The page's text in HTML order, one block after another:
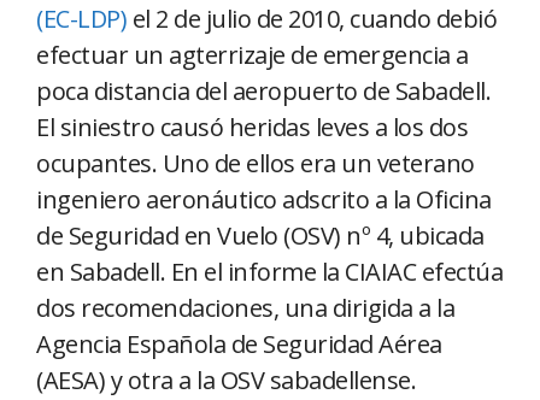
(EC-LDP) el 2 de julio de 2010, cuando debió
efectuar un agterrizaje de emergencia a
poca distancia del aeropuerto de Sabadell.
El siniestro causó heridas leves a los dos
ocupantes. Uno de ellos era un veterano
ingeniero aeronáutico adscrito a la Oficina
de Seguridad en Vuelo (OSV) nº 4, ubicada
en Sabadell. En el informe la CIAIAC efectúa
dos recomendaciones, una dirigida a la
Agencia Española de Seguridad Aérea
(AESA) y otra a la OSV sabadellense.